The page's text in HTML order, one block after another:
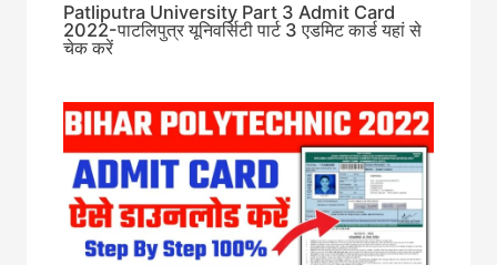
Patliputra University Part 3 Admit Card
2022-पाटलिपुत्र यूनिवर्सिटी पार्ट 3 एडमिट कार्ड यहां से
चेक करें